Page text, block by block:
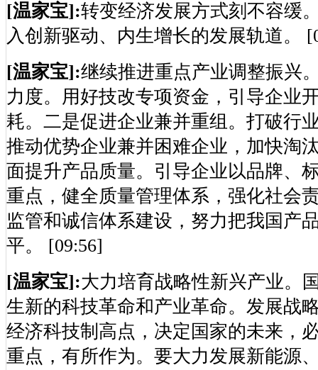
[温家宝]:转变经济发展方式刻不容缓
入创新驱动、内生增长的发展轨道。
[温家宝]:继续推进重点产业调整振兴
力度。用好技改专项资金，引导企业
耗。二是促进企业兼并重组。打破行
推动优势企业兼并困难企业，加快淘
面提升产品质量。引导企业以品牌、
重点，健全质量管理体系，强化社会
监管和诚信体系建设，努力把我国产
平。 [09:56]
[温家宝]:大力培育战略性新兴产业。
生新的科技革命和产业革命。发展战
经济科技制高点，决定国家的未来，
重点，有所作为。要大力发展新能源